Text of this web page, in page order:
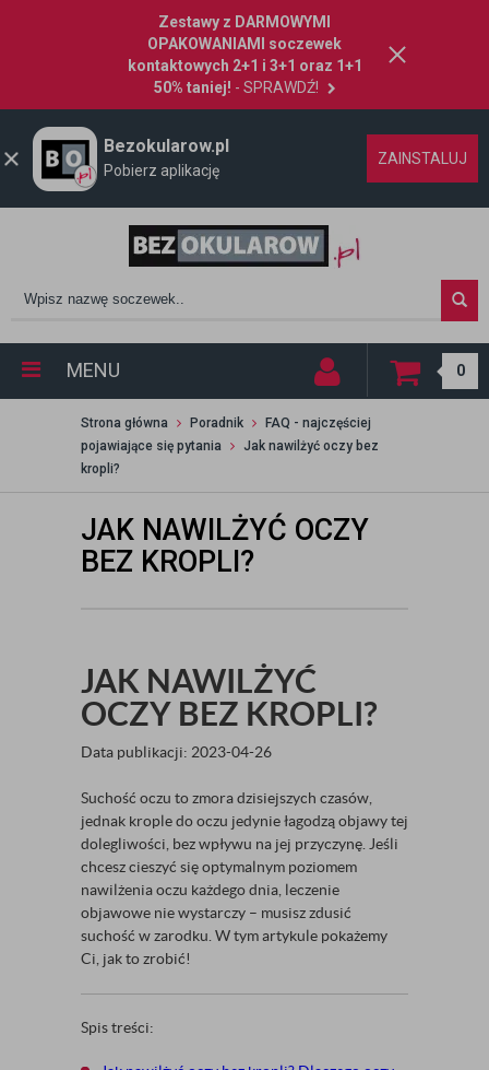
Zestawy z DARMOWYMI
OPAKOWANIAMI soczewek
kontaktowych 2+1 i 3+1 oraz 1+1
50% taniej! - SPRAWDŹ!
Bezokularow.pl
Pobierz aplikację
ZAINSTALUJ
MENU 0
Strona główna Poradnik
FAQ - najczęściej
pojawiające się pytania
Jak nawilżyć oczy bez
kropli?
JAK NAWILŻYĆ OCZY
BEZ KROPLI?
JAK NAWILŻYĆ
OCZY BEZ KROPLI?
Data publikacji: 2023-04-26
Suchość oczu to zmora dzisiejszych czasów,
jednak krople do oczu jedynie łagodzą objawy tej
dolegliwości, bez wpływu na jej przyczynę. Jeśli
chcesz cieszyć się optymalnym poziomem
nawilżenia oczu każdego dnia, leczenie
objawowe nie wystarczy – musisz zdusić
suchość w zarodku. W tym artykule pokażemy
Ci, jak to zrobić!
Spis treści: